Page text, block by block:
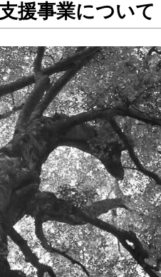
援事業について